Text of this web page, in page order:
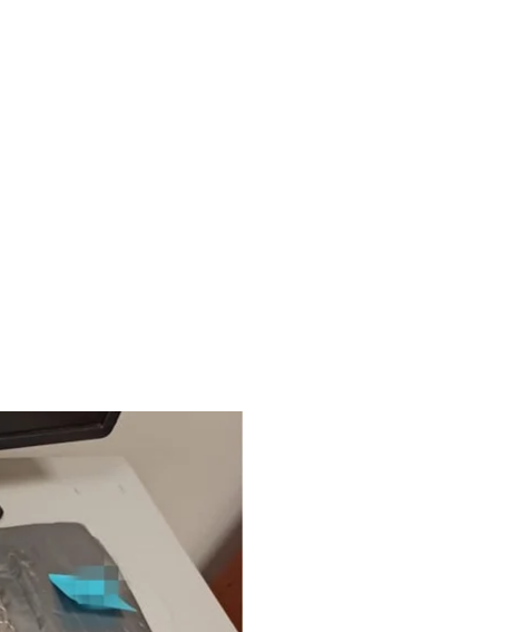
провезти в
приехал как
клиник,